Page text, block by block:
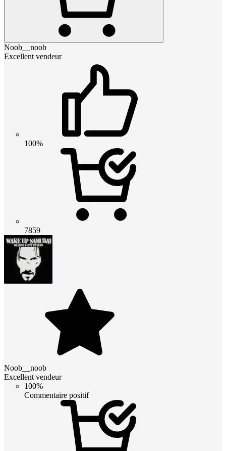
Noob__noob
Excellent vendeur
100%
7859
Noob__noob
Excellent vendeur
100%
Commentaire positif